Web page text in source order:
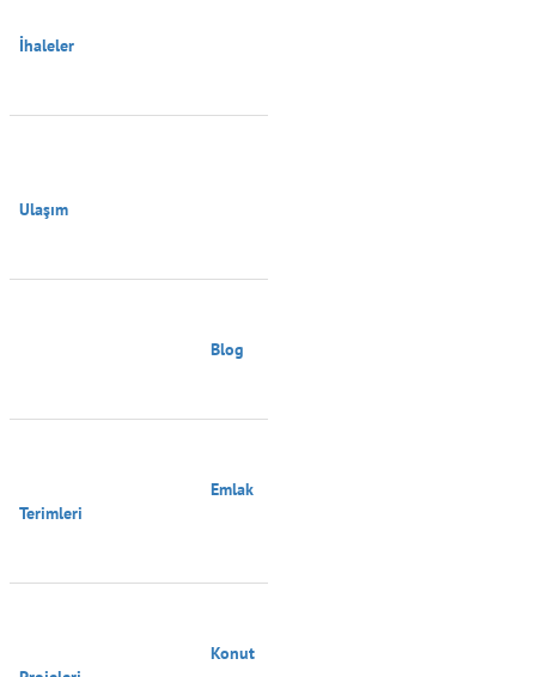
İhaleler
Ulaşım
Terimleri